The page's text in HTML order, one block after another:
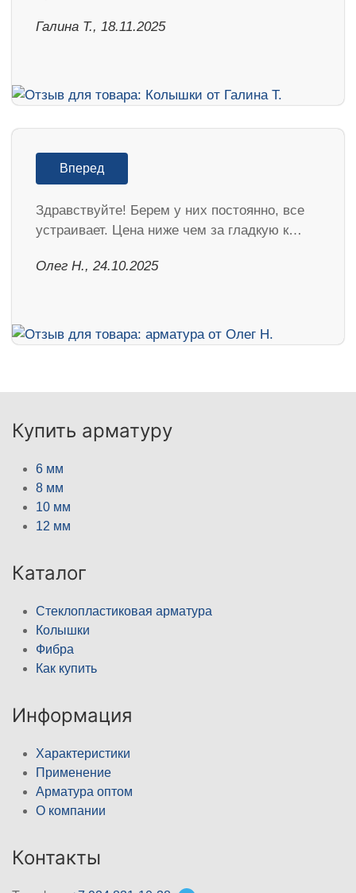
Галина Т., 18.11.2025
Вперед
Здравствуйте! Берем у них постоянно, все
устраивает. Цена ниже чем за гладкую к…
Олег Н., 24.10.2025
Купить арматуру
6 мм
8 мм
10 мм
12 мм
Каталог
Стеклопластиковая арматура
Колышки
Фибра
Как купить
Информация
Характеристики
Применение
Арматура оптом
О компании
Контакты